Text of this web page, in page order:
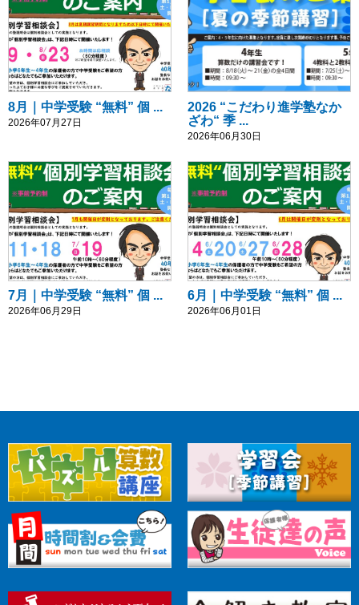
8月｜中学受験 “無料” 個 ...
2026年07月27日
2026 “こだわり進学塾なか
ざわ“ 季 ...
2026年06月30日
7月｜中学受験 “無料” 個 ...
2026年06月29日
6月｜中学受験 “無料” 個 ...
2026年06月01日